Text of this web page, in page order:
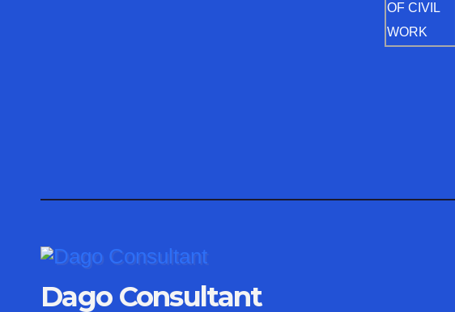
Dago Consultant